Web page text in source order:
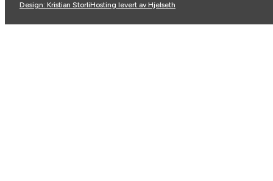
Design: Kristian StorliHosting levert av Hjelseth